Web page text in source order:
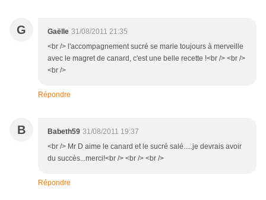
G Gaëlle 31/08/2011 21:35
<br /> l'accompagnement sucré se marie toujours à merveille
avec le magret de canard, c'est une belle recette !<br /> <br />
<br />
Répondre
B Babeth59 31/08/2011 19:37
<br /> Mr D aime le canard et le sucré salé.....je devrais avoir
du succès...merci!<br /> <br /> <br />
Répondre